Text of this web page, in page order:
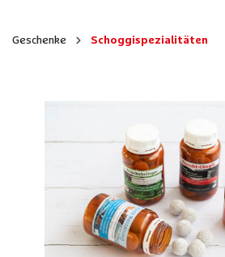
Geschenke Schoggispezialitäten